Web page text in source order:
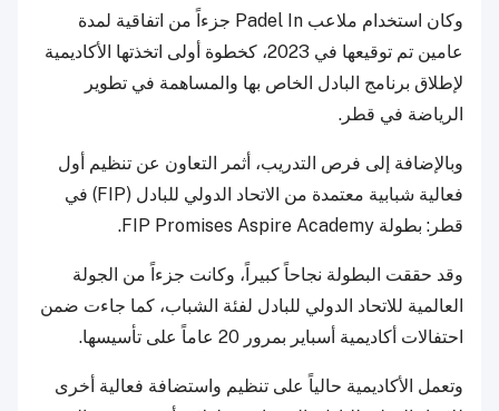
وكان استخدام ملاعب Padel In جزءاً من اتفاقية لمدة
عامين تم توقيعها في 2023، كخطوة أولى اتخذتها الأكاديمية
لإطلاق برنامج البادل الخاص بها والمساهمة في تطوير
الرياضة في قطر.
وبالإضافة إلى فرص التدريب، أثمر التعاون عن تنظيم أول
فعالية شبابية معتمدة من الاتحاد الدولي للبادل (FIP) في
قطر: بطولة FIP Promises Aspire Academy.
وقد حققت البطولة نجاحاً كبيراً، وكانت جزءاً من الجولة
العالمية للاتحاد الدولي للبادل لفئة الشباب، كما جاءت ضمن
احتفالات أكاديمية أسباير بمرور 20 عاماً على تأسيسها.
وتعمل الأكاديمية حالياً على تنظيم واستضافة فعالية أخرى